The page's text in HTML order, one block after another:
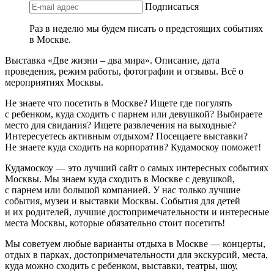
Подписаться
Раз в неделю мы будем писать о предстоящих событиях
в Москве.
Выставка «Две жизни – два мира». Описание, дата
проведения, режим работы, фотографии и отзывы. Всё о
мероприятиях Москвы.
Не знаете что посетить в Москве? Ищете где погулять
с ребенком, куда сходить с парнем или девушкой? Выбираете
место для свидания? Ищете развлечения на выходные?
Интересуетесь активным отдыхом? Посещаете выставки?
Не знаете куда сходить на корпоратив? Кудамоскоу поможет!
Кудамоскоу — это лучший сайт о самых интересных событиях
Москвы. Мы знаем куда сходить в Москве с девушкой,
с парнем или большой компанией. У нас только лучшие
события, музеи и выставки Москвы. События для детей
и их родителей, лучшие достопримечательности и интересные
места Москвы, которые обязательно стоит посетить!
Мы советуем любые варианты отдыха в Москве — концерты,
отдых в парках, достопримечательности для экскурсий, места,
куда можно сходить с ребенком, выставки, театры, шоу,